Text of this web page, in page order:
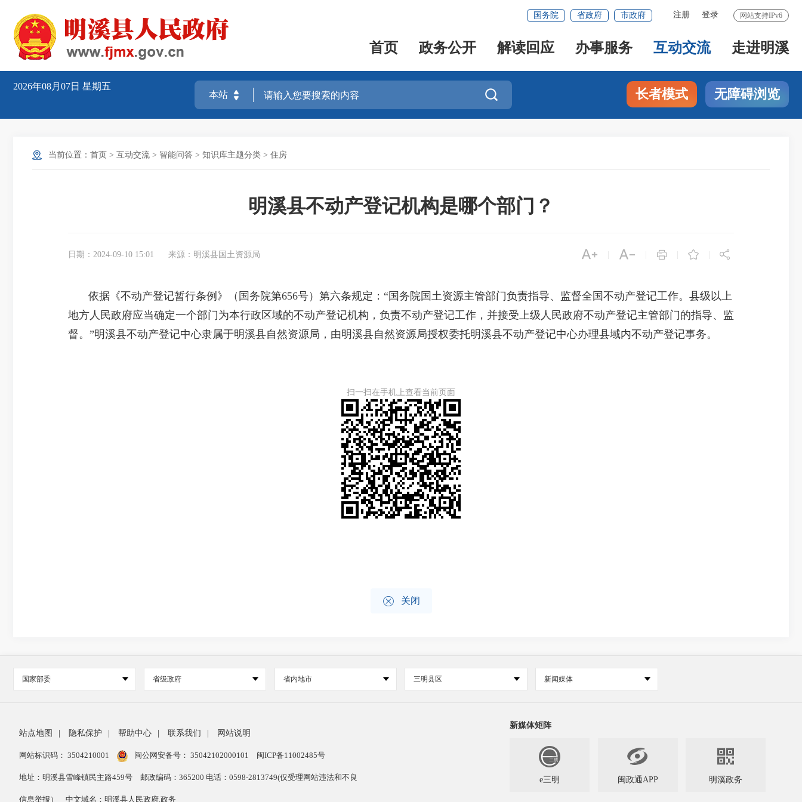
网站支持IPv6
注册 登录
国务院 省政府 市政府
首页 政务公开 解读回应 办事服务 互动交流 走进明溪
2026年08月07日 星期五
 长者模式 无障碍浏览
当前位置： 首页 > 互动交流 > 智能问答 > 知识库主题分类 > 住房
明溪县不动产登记机构是哪个部门？
日期：2024-09-10 15:01 来源：明溪县国土资源局     
依据《不动产登记暂行条例》（国务院第656号）第六条规定：“国务院国土资源主管部门负责指导、监督全国不动产登记工作。县级以上
地方人民政府应当确定一个部门为本行政区域的不动产登记机构，负责不动产登记工作，并接受上级人民政府不动产登记主管部门的指导、监
督。”明溪县不动产登记中心隶属于明溪县自然资源局，由明溪县自然资源局授权委托明溪县不动产登记中心办理县域内不动产登记事务。
扫一扫在手机上查看当前页面
 关闭
国家部委 省级政府 省内地市 三明县区 新闻媒体
站点地图 隐私保护 帮助中心 联系我们 网站说明
网站标识码： 3504210001 闽公网安备号： 35042102000101 闽ICP备11002485号
地址：明溪县雪峰镇民主路459号 邮政编码：365200 电话：0598-2813749(仅受理网站违法和不良
信息举报） 中文域名：明溪县人民政府.政务
新媒体矩阵
e三明

闽政通APP

明溪政务